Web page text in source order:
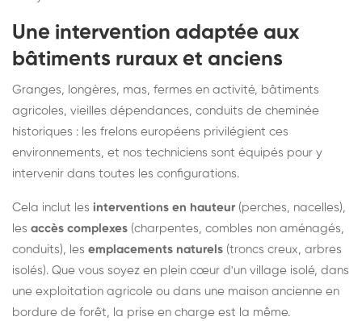
Une intervention adaptée aux
bâtiments ruraux et anciens
Granges, longères, mas, fermes en activité, bâtiments
agricoles, vieilles dépendances, conduits de cheminée
historiques : les frelons européens privilégient ces
environnements, et nos techniciens sont équipés pour y
intervenir dans toutes les configurations.
Cela inclut les interventions en hauteur (perches, nacelles),
les accès complexes (charpentes, combles non aménagés,
conduits), les emplacements naturels (troncs creux, arbres
isolés). Que vous soyez en plein cœur d'un village isolé, dans
une exploitation agricole ou dans une maison ancienne en
bordure de forêt, la prise en charge est la même.